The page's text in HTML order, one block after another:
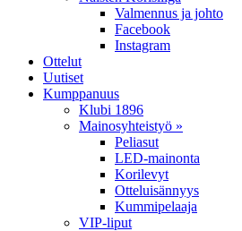
Valmennus ja johto
Facebook
Instagram
Ottelut
Uutiset
Kumppanuus
Klubi 1896
Mainosyhteistyö »
Peliasut
LED-mainonta
Korilevyt
Otteluisännyys
Kummipelaaja
VIP-liput